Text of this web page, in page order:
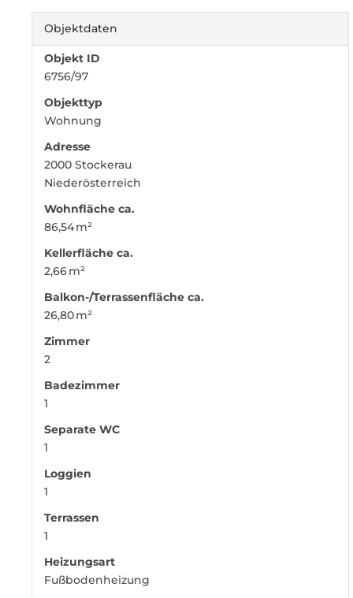
Objektdaten
Objekt ID
6756/97
Objekttyp
Wohnung
Adresse
2000 Stockerau
Niederösterreich
Wohnfläche ca.
86,54 m²
Kellerfläche ca.
2,66 m²
Balkon-/Terrassen­fläche ca.
26,80 m²
Zimmer
2
Badezimmer
1
Separate WC
1
Loggien
1
Terrassen
1
Heizungsart
Fußbodenheizung